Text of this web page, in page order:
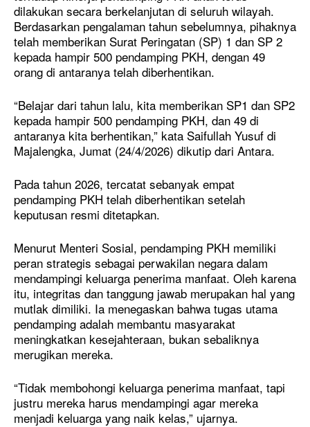
dilakukan secara berkelanjutan di seluruh wilayah.
Berdasarkan pengalaman tahun sebelumnya, pihaknya
telah memberikan Surat Peringatan (SP) 1 dan SP 2
kepada hampir 500 pendamping PKH, dengan 49
orang di antaranya telah diberhentikan.
“Belajar dari tahun lalu, kita memberikan SP1 dan SP2
kepada hampir 500 pendamping PKH, dan 49 di
antaranya kita berhentikan,” kata Saifullah Yusuf di
Majalengka, Jumat (24/4/2026) dikutip dari Antara.
Pada tahun 2026, tercatat sebanyak empat
pendamping PKH telah diberhentikan setelah
keputusan resmi ditetapkan.
Menurut Menteri Sosial, pendamping PKH memiliki
peran strategis sebagai perwakilan negara dalam
mendampingi keluarga penerima manfaat. Oleh karena
itu, integritas dan tanggung jawab merupakan hal yang
mutlak dimiliki. Ia menegaskan bahwa tugas utama
pendamping adalah membantu masyarakat
meningkatkan kesejahteraan, bukan sebaliknya
merugikan mereka.
“Tidak membohongi keluarga penerima manfaat, tapi
justru mereka harus mendampingi agar mereka
menjadi keluarga yang naik kelas,” ujarnya.